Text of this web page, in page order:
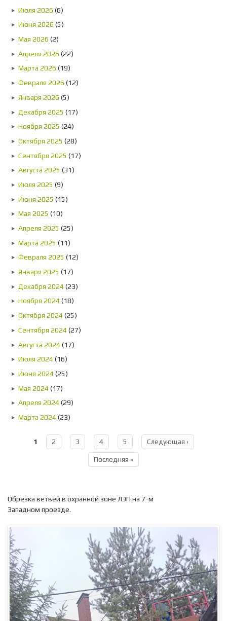
Июля 2026 (6)
Июня 2026 (5)
Мая 2026 (2)
Апреля 2026 (22)
Марта 2026 (19)
Февраля 2026 (12)
Января 2026 (5)
Декабря 2025 (17)
Ноября 2025 (24)
Октября 2025 (28)
Сентября 2025 (17)
Августа 2025 (31)
Июля 2025 (9)
Июня 2025 (15)
Мая 2025 (10)
Апреля 2025 (25)
Марта 2025 (11)
Февраля 2025 (12)
Января 2025 (17)
Декабря 2024 (23)
Ноября 2024 (18)
Октября 2024 (25)
Сентября 2024 (27)
Августа 2024 (17)
Июля 2024 (16)
Июня 2024 (25)
Мая 2024 (17)
Апреля 2024 (29)
Марта 2024 (23)
Страницы
1 2 3 4 5 Следующая ›
Последняя »
Обрезка ветвей в охранной зоне ЛЭП на 7-м
Западном проезде.